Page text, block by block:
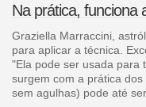
Na prática, funciona
Graziella Marraccini,
para aplicar a técnica.
"Ela pode ser usada para
surgem com a prática
sem agulhas) pode até